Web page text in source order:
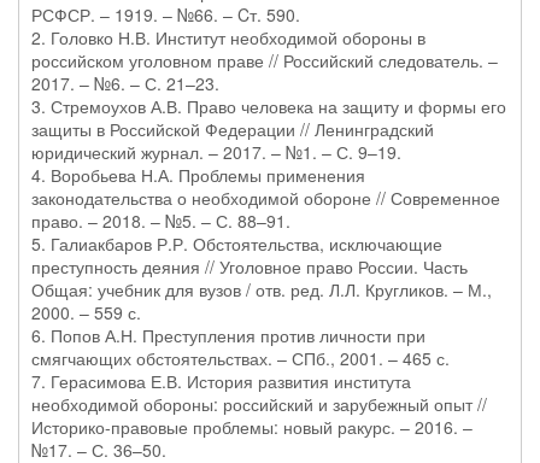
РСФСР. – 1919. – №66. – Cт. 590.
2. Головко Н.В. Институт необходимой обороны в
российском уголовном праве // Российский следователь. –
2017. – №6. – С. 21–23.
3. Стремоухов А.В. Право человека на защиту и формы его
защиты в Российской Федерации // Ленинградский
юридический журнал. – 2017. – №1. – С. 9–19.
4. Воробьева Н.А. Проблемы применения
законодательства о необходимой обороне // Современное
право. – 2018. – №5. – С. 88–91.
5. Галиакбаров Р.Р. Обстоятельства, исключающие
преступность деяния // Уголовное право России. Часть
Общая: учебник для вузов / отв. ред. Л.Л. Кругликов. – М.,
2000. – 559 с.
6. Попов А.Н. Преступления против личности при
смягчающих обстоятельствах. – СПб., 2001. – 465 с.
7. Герасимова Е.В. История развития института
необходимой обороны: российский и зарубежный опыт //
Историко-правовые проблемы: новый ракурс. – 2016. –
№17. – С. 36–50.